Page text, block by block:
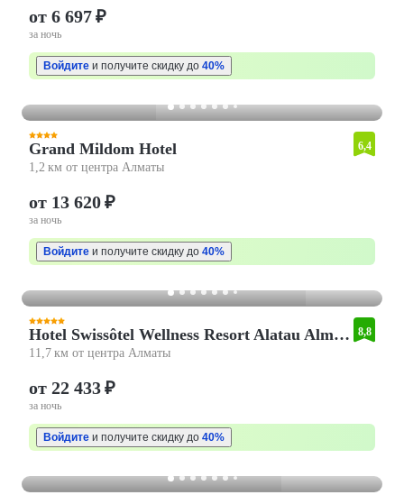
от 6 697 ₽
за ночь
Войдите и получите скидку до 40%
Grand Mildom Hotel
1,2 км от центра Алматы
6,4
от 13 620 ₽
за ночь
Войдите и получите скидку до 40%
Hotel Swissôtel Wellness Resort Alatau Almaty
11,7 км от центра Алматы
8,8
от 22 433 ₽
за ночь
Войдите и получите скидку до 40%